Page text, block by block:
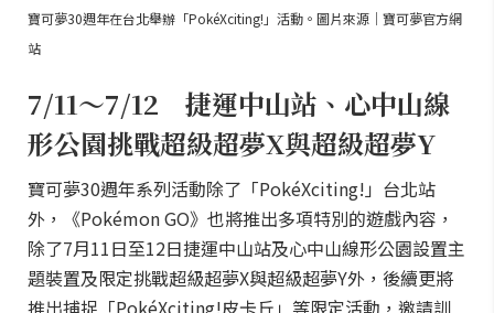
寶可夢30週年在台北舉辦「PokéXciting!」活動。圖片來源｜寶可夢官方網
站
7/11～7/12 捷運中山站、心中山線
形公園挑戰超級超夢X與超級超夢Y
寶可夢30週年系列活動除了「PokéXciting!」台北站
外，《Pokémon GO》也將推出多項特別的遊戲內容，
除了7月11日至12日捷運中山站及心中山線形公園設置主
題裝置及限定挑戰超級超夢X與超級超夢Y外，後續更將
推出捕捉「PokéXciting!皮卡丘」等限定活動，邀請訓